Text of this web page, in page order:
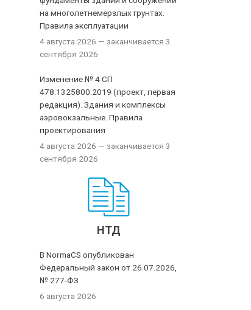
на многолетнемерзлых грунтах.
Правила эксплуатации
4 августа 2026 — заканчивается 3
сентября 2026
Изменение № 4 СП
478.1325800.2019 (проект, первая
редакция). Здания и комплексы
аэровокзальные. Правила
проектирования
4 августа 2026 — заканчивается 3
сентября 2026
НТД
В NormaCS опубликован
Федеральный закон от 26.07.2026,
№ 277-ФЗ
6 августа 2026